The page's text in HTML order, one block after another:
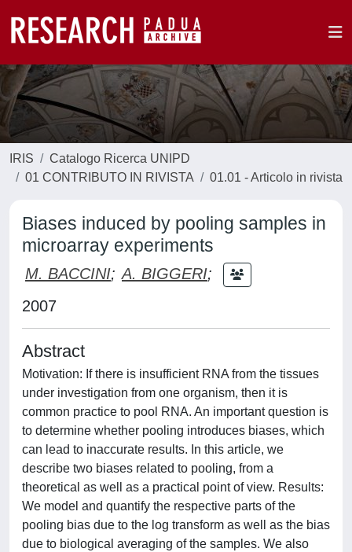
IRIS
Catalogo Ricerca UNIPD
01 CONTRIBUTO IN RIVISTA
01.01 - Articolo in rivista
Biases induced by pooling samples in
microarray experiments
M. BACCINI; A. BIGGERI;
2007
Abstract
Motivation: If there is insufficient RNA from the tissues
under investigation from one organism, then it is
common practice to pool RNA. An important question is
to determine whether pooling introduces biases, which
can lead to inaccurate results. In this article, we
describe two biases related to pooling, from a
theoretical as well as a practical point of view. Results:
We model and quantify the respective parts of the
pooling bias due to the log transform as well as the bias
due to biological averaging of the samples. We also